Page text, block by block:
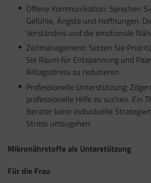
Offene Kommunikation: Sprechen
Gefühle, Ängste und Hoffnungen.
Verständnis und die emotionale
Zeitmanagement: Setzen Sie
Sie Raum für Entspannung und
Alltagsstress zu reduzieren.
Professionelle Unterstützung:
professionelle Hilfe zu suchen. Ein
Berater kann individuelle
Stress umzugehen.
Mikronährstoffe als Unterstützung
Für die Frau